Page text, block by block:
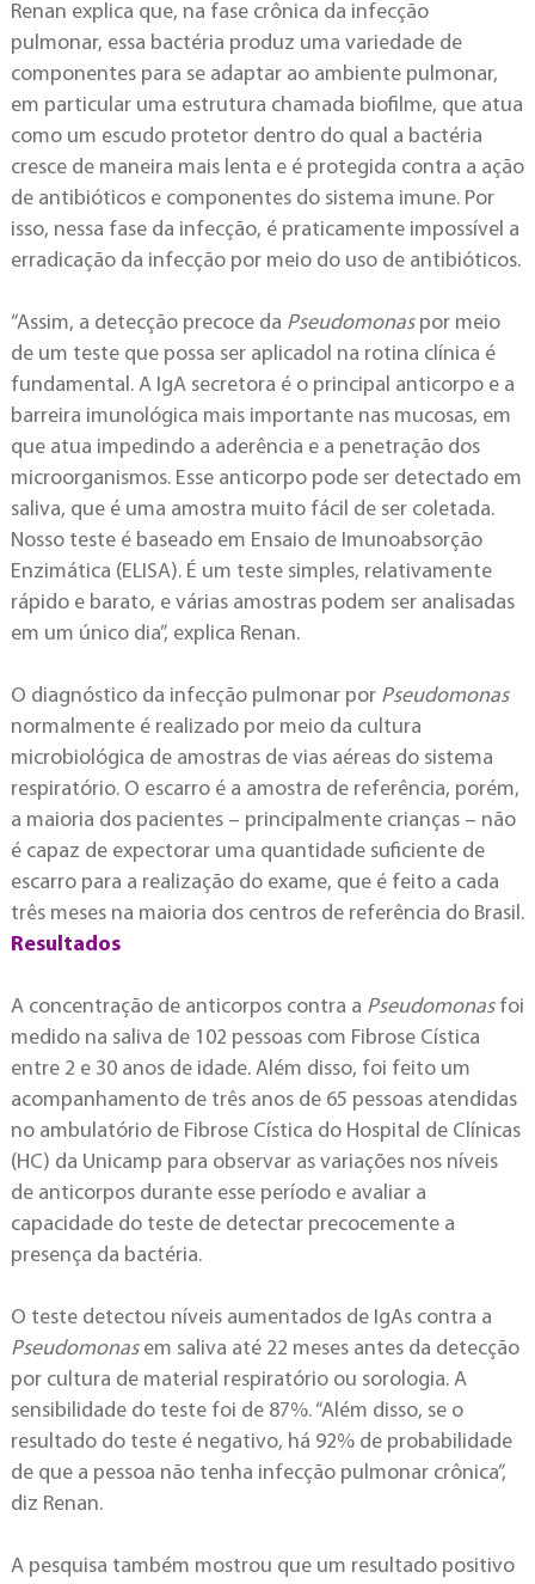
Renan explica que, na fase crônica da infecção
pulmonar, essa bactéria produz uma variedade de
componentes para se adaptar ao ambiente pulmonar,
em particular uma estrutura chamada biofilme, que atua
como um escudo protetor dentro do qual a bactéria
cresce de maneira mais lenta e é protegida contra a ação
de antibióticos e componentes do sistema imune. Por
isso, nessa fase da infecção, é praticamente impossível a
erradicação da infecção por meio do uso de antibióticos.
“Assim, a detecção precoce da Pseudomonaspor meio
de um teste que possa ser aplicadol na rotina clínica é
fundamental. A IgA secretora é o principal anticorpo e a
barreira imunológica mais importante nas mucosas, em
que atua impedindo a aderência e a penetração dos
microorganismos. Esse anticorpo pode ser detectado em
saliva, que é uma amostra muito fácil de ser coletada.
Nosso teste é baseado em Ensaio de Imunoabsorção
Enzimática (ELISA). É um teste simples, relativamente
rápido e barato, e várias amostras podem ser analisadas
em um único dia”, explica Renan.
O diagnóstico da infecção pulmonar por Pseudomonas
normalmente é realizado por meio da cultura
microbiológica de amostras de vias aéreas do sistema
respiratório. O escarro é a amostra de referência, porém,
a maioria dos pacientes – principalmente crianças – não
é capaz de expectorar uma quantidade suficiente de
escarro para a realização do exame, que é feito a cada
três meses na maioria dos centros de referência do Brasil.
Resultados
A concentração de anticorpos contra a Pseudomonasfoi
medido na saliva de 102 pessoas com Fibrose Cística
entre 2 e 30 anos de idade. Além disso, foi feito um
acompanhamento de três anos de 65 pessoas atendidas
no ambulatório de Fibrose Cística do Hospital de Clínicas
(HC) da Unicamp para observar as variações nos níveis
de anticorpos durante esse período e avaliar a
capacidade do teste de detectar precocemente a
presença da bactéria.
O teste detectou níveis aumentados de IgAs contra a
Pseudomonasem saliva até 22 meses antes da detecção
por cultura de material respiratório ou sorologia. A
sensibilidade do teste foi de 87%. “Além disso, se o
resultado do teste é negativo, há 92% de probabilidade
de que a pessoa não tenha infecção pulmonar crônica”,
diz Renan.
A pesquisa também mostrou que um resultado positivo